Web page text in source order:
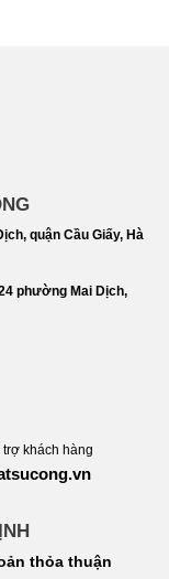
quận Cầu Giấy, Hà
phường Mai Dịch,
trợ khách hàng
thỏa thuận